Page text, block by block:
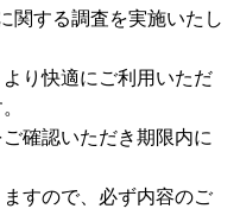
関する調査を実施いたし
り快適にご利用いただ
確認いただき期限内に
すので、必ず内容のご